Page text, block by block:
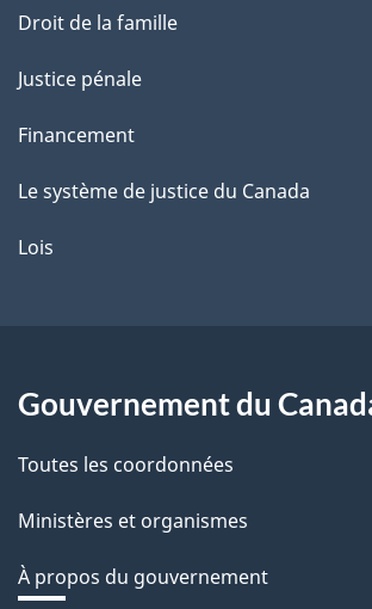
Droit de la famille
Justice pénale
Financement
Le système de justice du Canada
Lois
Gouvernement du
Toutes les coordonnées
Ministères et organismes
À propos du gouvernement